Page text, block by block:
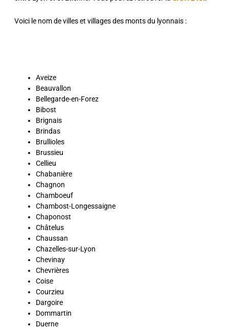
Voici le nom de villes et villages des monts du lyonnais :
Aveize
Beauvallon
Bellegarde-en-Forez
Bibost
Brignais
Brindas
Brullioles
Brussieu
Cellieu
Chabanière
Chagnon
Chamboeuf
Chambost-Longessaigne
Chaponost
Châtelus
Chaussan
Chazelles-sur-Lyon
Chevinay
Chevrières
Coise
Courzieu
Dargoire
Dommartin
Duerne